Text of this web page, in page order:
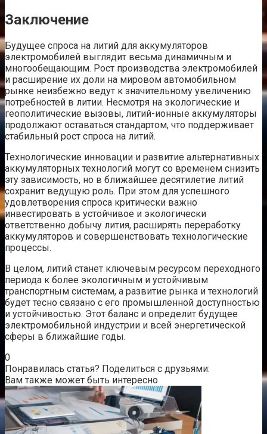
Заключение
Будущее спроса на литий для аккумуляторов
электромобилей выглядит весьма динамичным и
многообещающим. Рост производства электромобилей
и расширение их доли на мировом автомобильном
рынке неизбежно ведут к значительному увеличению
потребностей в литии. Несмотря на экологические и
геополитические вызовы, литий-ионные аккумуляторы
продолжают оставаться стандартом, что поддерживает
стабильный рост спроса на литий.
Технологические инновации и развитие альтернативных
аккумуляторных технологий могут со временем снизить
эту зависимость, но в ближайшее десятилетие литий
сохранит ведущую роль. При этом для успешного
удовлетворения спроса критически важно
инвестировать в устойчивое и экологически
ответственно добычу лития, расширять переработку
аккумуляторов и совершенствовать технологические
процессы.
В целом, литий станет ключевым ресурсом переходного
периода к более экологичным и устойчивым
транспортным системам, а развитие рынка и технологий
будет тесно связано с его промышленной доступностью
и устойчивостью. Этот баланс и определит будущее
электромобильной индустрии и всей энергетической
сферы в ближайшие годы.
0
Понравилась статья? Поделиться с друзьями:
Вам также может быть интересно